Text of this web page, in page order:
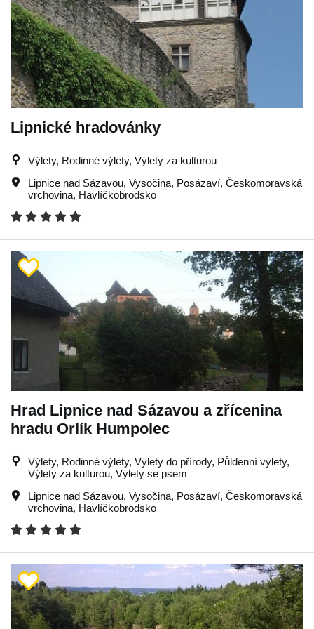
Lipnické hradovánky
Výlety, Rodinné výlety, Výlety za kulturou
Lipnice nad Sázavou, Vysočina, Posázaví, Českomoravská
vrchovina, Havlíčkobrodsko
Hrad Lipnice nad Sázavou a zřícenina
hradu Orlík Humpolec
Výlety, Rodinné výlety, Výlety do přírody, Půldenní výlety,
Výlety za kulturou, Výlety se psem
Lipnice nad Sázavou, Vysočina, Posázaví, Českomoravská
vrchovina, Havlíčkobrodsko